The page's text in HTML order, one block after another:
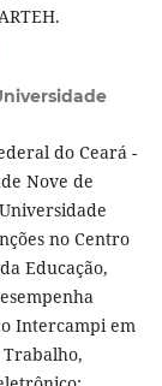
do Ceará -
Nove de
no Centro
Educação,
Intercampi em
Trabalho,